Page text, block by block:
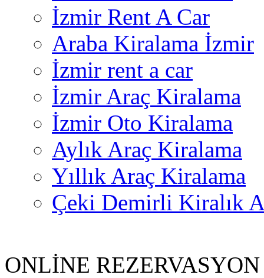
İzmir Rent A Car
Araba Kiralama İzmir
İzmir rent a car
İzmir Araç Kiralama
İzmir Oto Kiralama
Aylık Araç Kiralama
Yıllık Araç Kiralama
Çeki Demirli Kiralık
ONLİNE REZERVASYON